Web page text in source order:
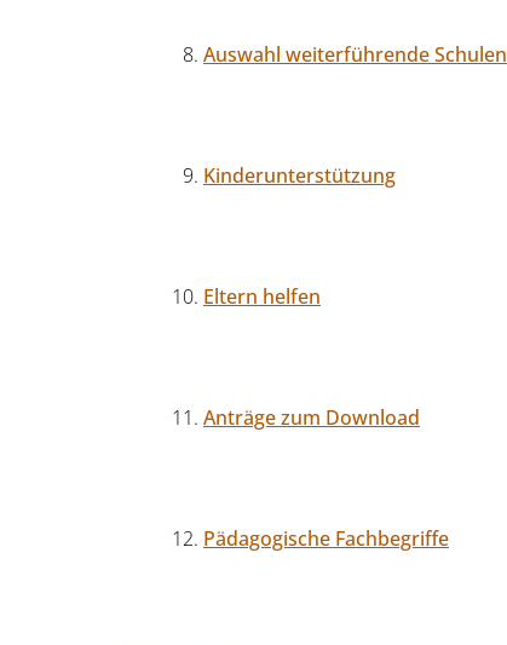
Auswahl weiterführende Schulen
Kinderunterstützung
Eltern helfen
Anträge zum Download
Pädagogische Fachbegriffe